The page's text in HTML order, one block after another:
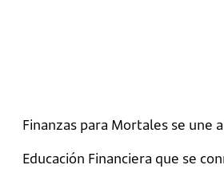
Finanzas para Mortales se une
Educación Financiera que se